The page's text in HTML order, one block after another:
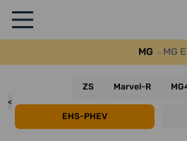
MG MG
>
Marvel-R
ZS
EHS-PHEV